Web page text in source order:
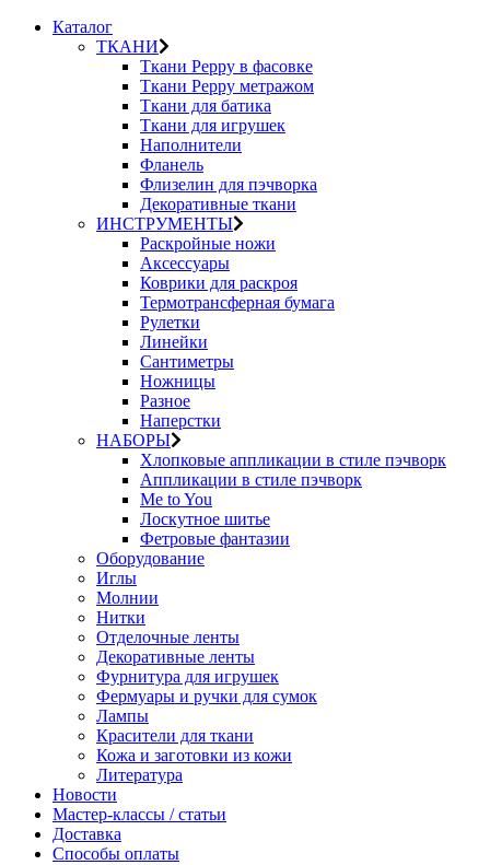
Каталог
ТКАНИ
Ткани Peppy в фасовке
Ткани Peppy метражом
Ткани для батика
Ткани для игрушек
Наполнители
Фланель
Флизелин для пэчворка
Декоративные ткани
ИНСТРУМЕНТЫ
Раскройные ножи
Аксессуары
Коврики для раскроя
Термотрансферная бумага
Рулетки
Линейки
Сантиметры
Ножницы
Разное
Наперстки
НАБОРЫ
Хлопковые аппликации в стиле пэчворк
Аппликации в стиле пэчворк
Me to You
Лоскутное шитье
Фетровые фантазии
Оборудование
Иглы
Молнии
Нитки
Отделочные ленты
Декоративные ленты
Фурнитура для игрушек
Фермуары и ручки для сумок
Лампы
Красители для ткани
Кожа и заготовки из кожи
Литература
Новости
Мастер-классы / статьи
Доставка
Способы оплаты